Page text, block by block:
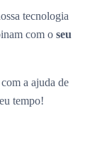
tecnologia
com o seu
a ajuda de
tempo!